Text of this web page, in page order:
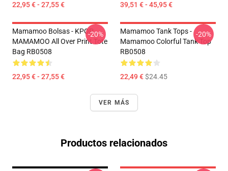
22,95 € - 27,55 € 39,51 € - 45,95 €
Mamamoo Bolsas - KPOP
MAMAMOO All Over Print Tote
Bag RB0508
22,95 € - 27,55 €
-20%
Mamamoo Tank Tops -
Mamamoo Colorful Tank Top
RB0508
22,49 €$24.45
-20%
VER MÁS
Productos relacionados